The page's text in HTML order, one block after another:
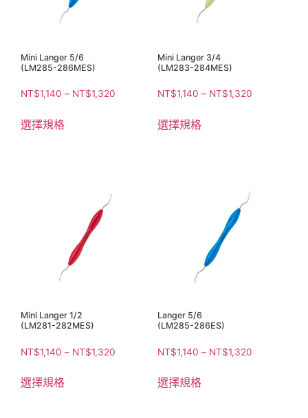
Mini Langer 5/6
(LM285-286MES)
NT$1,140 – NT$1,320
選擇規格
Mini Langer 3/4
(LM283-284MES)
NT$1,140 – NT$1,320
選擇規格
Mini Langer 1/2
(LM281-282MES)
NT$1,140 – NT$1,320
選擇規格
Langer 5/6
(LM285-286ES)
NT$1,140 – NT$1,320
選擇規格